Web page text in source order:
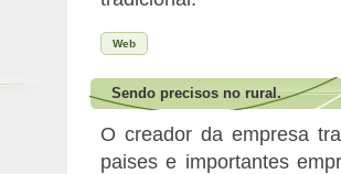
Web
Sendo precisos no rural.
O creador da empresa
paises e importantes